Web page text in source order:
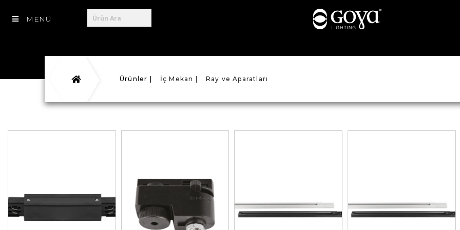
MENÜ
Ürünler | İç Mekan | Ray ve Aparatları